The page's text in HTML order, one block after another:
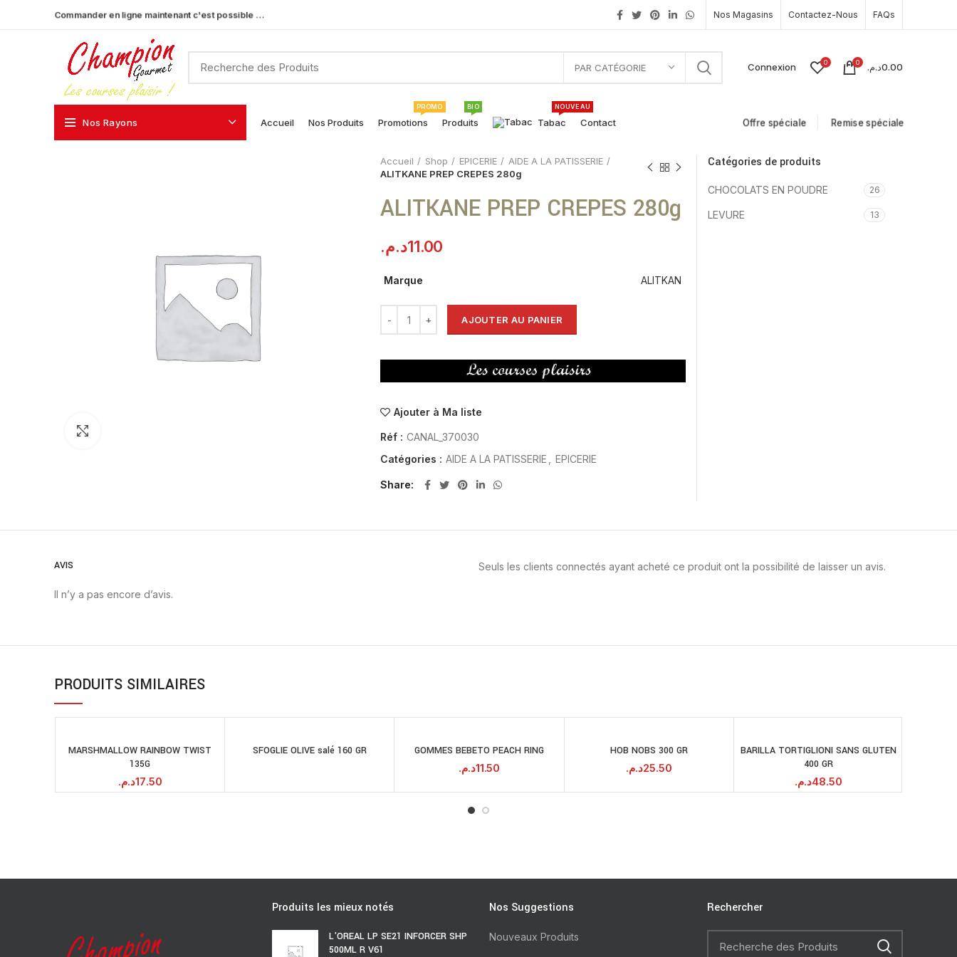
Commander en ligne maintenant c'est possible … Nos Magasins Contactez-Nous FAQs
PAR CATÉGORIE Connexion 0 0 0.00د.م.
Nos Rayons Accueil Nos Produits Promotions
PROMO
Produits
BIO
Tabac
NOUVEAU
Contact Offre spéciale Remise spéciale
Accueil Shop EPICERIE
AIDE A LA PATISSERIE
ALITKANE PREP CREPES 280g
ALITKANE PREP CREPES 280g
11.00د.م.
Marque ALITKAN
AJOUTER AU PANIER
Ajouter à Ma liste
Réf : CANAL_370030
Catégories : AIDE A LA PATISSERIE EPICERIE
Share
Catégories de produits
CHOCOLATS EN POUDRE 26
LEVURE 13
AVIS
Il n’y a pas encore d’avis.
Seuls les clients connectés ayant acheté ce produit ont la possibilité de laisser un avis.
PRODUITS SIMILAIRES
AJOUTER AU
MARSHMALLOW RAINBOW TWIST
135G
17.50د.م.
LIRE LA SUITE
SFOGLIE OLIVE salé 160 GR
AJOUTER AU
PANIER
GOMMES BEBETO PEACH RING
11.50د.م.
AJOUTER AU
PANIER
HOB NOBS 300 GR
25.50د.م.
AJOUTER AU
PANIER
BARILLA TORTIGLIONI SANS GLUTEN
400 GR
48.50د.م.
Produits les mieux notés
L'OREAL LP SE21 INFORCER SHP
500ML R V61
Nos Suggestions
Nouveaux Produits
Rechercher